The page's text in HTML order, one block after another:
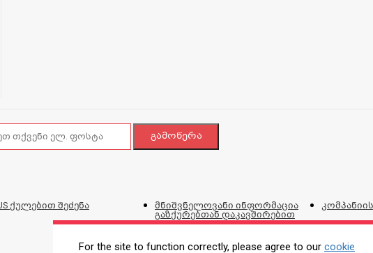
ქულებით შეძენა მნიშვნელოვანი ინფორმაცია
გაზქურებთან დაკავშირებით
და
For the site to function correctly, please agree to our cookie